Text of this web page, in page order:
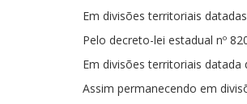
Em divisões territoriais
Pelo decreto-lei estadual nº
Em divisões territoriais
Assim permanecendo em